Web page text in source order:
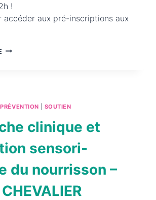
!
accéder aux pré-inscriptions aux
FORUM
PRÉVENTION SOUTIEN
clinique et
sensori-
du nourrisson –